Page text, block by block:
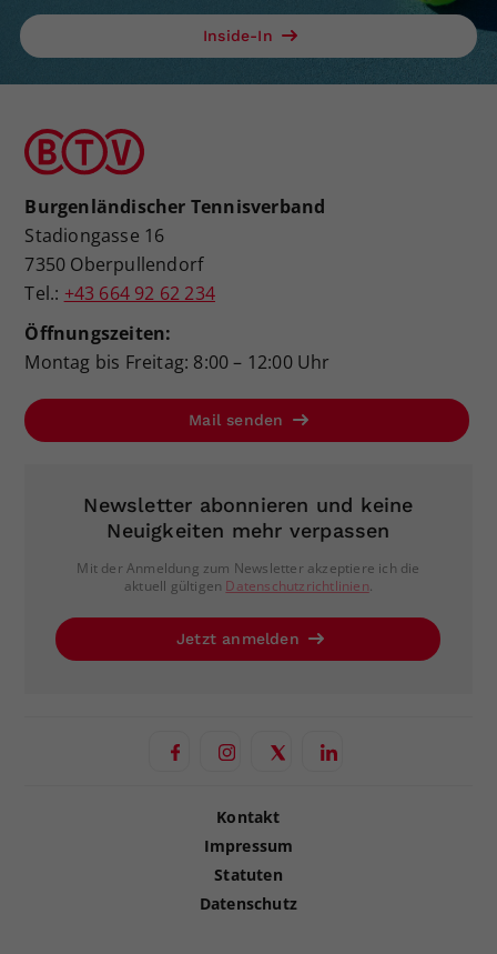
Inside-In
Burgenländischer Tennisverband
Stadiongasse 16
7350 Oberpullendorf
Tel.: +43 664 92 62 234
Öffnungszeiten:
Montag bis Freitag: 8:00 – 12:00 Uhr
Mail senden
Newsletter abonnieren und keine
Neuigkeiten mehr verpassen
Mit der Anmeldung zum Newsletter akzeptiere ich die
aktuell gültigen Datenschutzrichtlinien.
Jetzt anmelden
Kontakt
Impressum
Statuten
Datenschutz